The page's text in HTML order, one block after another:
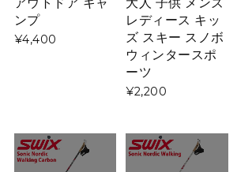
ンプ
¥4,400
レディース キッ
ズ スキー スノボ
ウィンタースポ
ーツ
¥2,200